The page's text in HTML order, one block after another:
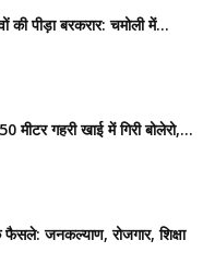
की पीड़ा बरकरार: चमोली में...
मीटर गहरी खाई में गिरी बोलेरो,...
फैसले: जनकल्याण, रोजगार, शिक्षा